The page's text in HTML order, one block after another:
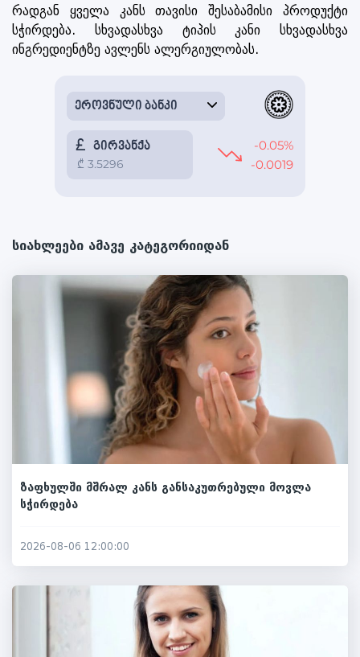
რადგან ყველა კანს თავისი შესაბამისი პროდუქტი
სჭირდება. სხვადასხვა ტიპის კანი სხვადასხვა
ინგრედიენტზე ავლენს ალერგიულობას.
სიახლეები ამავე კატეგორიიდან
ზაფხულში მშრალ კანს განსაკუთრებული მოვლა
სჭირდება
2026-08-06 12:00:00